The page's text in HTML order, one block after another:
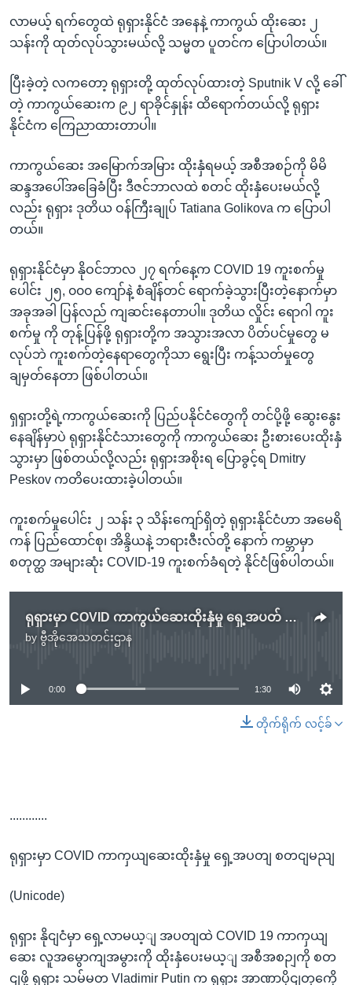
လာမယ့် ရက်တွေထဲ ရုရှားနိုင်ငံ အနေနဲ့ ကာကွယ် ထိုးဆေး ၂
သန်းကို ထုတ်လုပ်သွားမယ်လို့ သမ္မတ ပူတင်က ပြောပါတယ်။
ပြီးခဲ့တဲ့ လကတော့ ရုရှားတို့ ထုတ်လုပ်ထားတဲ့ Sputnik V လို့ ခေါ်
တဲ့ ကာကွယ်ဆေးက ၉၂ ရာခိုင်နှုန်း ထိရောက်တယ်လို့ ရုရှား
နိုင်ငံက ကြေညာထားတာပါ။
ကာကွယ်ဆေး အမြောက်အမြား ထိုးနှံရမယ့် အစီအစဉ်ကို မိမိ
ဆန္ဒအပေါ်အခြေခံပြီး ဒီဇင်ဘာလထဲ စတင် ထိုးနှံပေးမယ်လို့
လည်း ရုရှား ဒုတိယ ဝန်ကြီးချုပ် Tatiana Golikova က ပြောပါ
တယ်။
ရုရှားနိုင်ငံမှာ နိုဝင်ဘာလ ၂၇ ရက်နေ့က COVID 19 ကူးစက်မှု
ပေါင်း ၂၅, ၀၀၀ ကျော်နဲ့ စံချိန်တင် ရောက်ခဲ့သွားပြီးတဲ့နောက်မှာ
အခုအခါ ပြန်လည် ကျဆင်းနေတာပါ။ ဒုတိယ လှိုင်း ရောဂါ ကူး
စက်မှု ကို တုန့်ပြန်ဖို့ ရုရှားတို့က အသွားအလာ ပိတ်ပင်မှုတွေ မ
လုပ်ဘဲ ကူးစက်တဲ့နေရာတွေကိုသာ ရွေးပြီး ကန့်သတ်မှုတွေ
ချမှတ်နေတာ ဖြစ်ပါတယ်။
ရှရှားတို့ရဲ့ကာကွယ်ဆေးကို ပြည်ပနိုင်ငံတွေကို တင်ပို့ဖို့ ဆွေးနွေး
နေချိန်မှာပဲ ရုရှားနိုင်ငံသားတွေကို ကာကွယ်ဆေး ဦးစားပေးထိုးနှံ
သွားမှာ ဖြစ်တယ်လို့လည်း ရုရှားအစိုးရ ပြောခွင့်ရ Dmitry
Peskov ကတိပေးထားခဲ့ပါတယ်။
ကူးစက်မှုပေါင်း ၂ သန်း ၃ သိန်းကျော်ရှိတဲ့ ရုရှားနိုင်ငံဟာ အမေရိ
ကန် ပြည်ထောင်စု၊ အိန္ဒိယနဲ့ ဘရားဇီးလ်တို့ နောက် ကမ္ဘာမှာ
စတုတ္ထ အများဆုံး COVID-19 ကူးစက်ခံရတဲ့ နိုင်ငံဖြစ်ပါတယ်။
ရုရှားမှာ COVID ကာကွယ်ဆေးထိုးနှံမှု ရှေ့အပတ် စတင်မည်
by ဗွီအိုအေသတင်းဌာန
No media source currently available
0:00 1:30
တိုက်ရိုက် လင့်ခ်
............
ရုရှားမှာ COVID ကာကှယျဆေးထိုးနှံမှု ရှေ့အပတျ စတငျမညျ
(Unicode)
ရုရှား နိုငျငံမှာ ရှေ့လာမယ့ျ အပတျထဲ COVID 19 ကာကှယျ
ဆေး လူအမွောကျအမွားကို ထိုးနှံပေးမယ့ျ အစီအစဉျကို စတ
ငျဖို့ ရုရှား သမ်မတ Vladimir Putin က ရုရှား အာဏာပိုငျတှကေို